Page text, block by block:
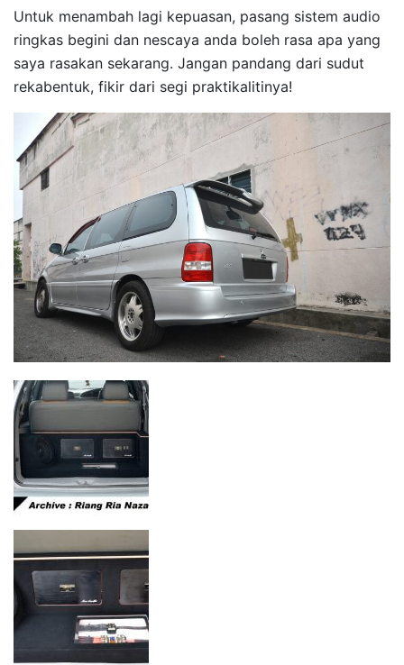
Untuk menambah lagi kepuasan, pasang sistem audio
ringkas begini dan nescaya anda boleh rasa apa yang
saya rasakan sekarang. Jangan pandang dari sudut
rekabentuk, fikir dari segi praktikalitinya!